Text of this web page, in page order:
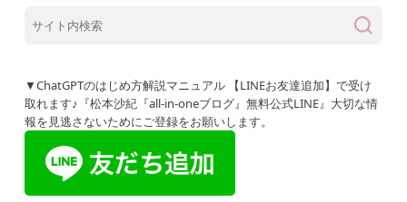
▼ChatGPTのはじめ方解説マニュアル 【LINEお友達追加】で受け
取れます♪『松本沙紀『all-in-oneブログ』無料公式LINE』大切な情
報を見逃さないためにご登録をお願いします。